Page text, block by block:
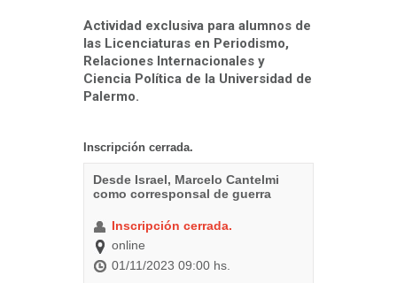
Actividad exclusiva para alumnos de
las Licenciaturas en Periodismo,
Relaciones Internacionales y
Ciencia Política de la Universidad de
Palermo.